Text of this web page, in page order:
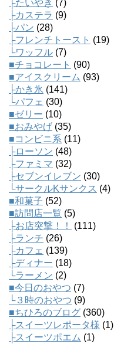
├たいやき (7)
├カステラ (9)
├パン (28)
├フレンチトースト (19)
└ワッフル (7)
■チョコレート (90)
■アイスクリーム (93)
├かき氷 (141)
└パフェ (30)
■ゼリー (10)
■おみやげ (35)
■コンビニ系 (11)
├ローソン (48)
├ファミマ (32)
├セブンイレブン (30)
└サークルKサンクス (4)
■和菓子 (52)
■訪問店一覧 (5)
├お店突撃！！
(111)
├ランチ (26)
├カフェ (139)
├ディナー (18)
└ラーメン (2)
■今日のおやつ (7)
└３時のおやつ (9)
■ちひろのブログ (360)
├スイーツレポータ様 (1)
├スイーツポエム (1)